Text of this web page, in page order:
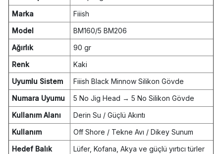
Marka
Fiiish
Model
BM160/5 BM206
Ağırlık
90 gr
Renk
Kaki
Uyumlu Sistem
Fiiish Black Minnow Silikon Gövde
Numara Uyumu
5 No Jig Head → 5 No Silikon Gövde
Kullanım Alanı
Derin Su / Güçlü Akıntı
Kullanım
Off Shore / Tekne Avı / Dikey Sunum
Hedef Balık
Lüfer, Kofana, Akya ve güçlü yırtıcı türler